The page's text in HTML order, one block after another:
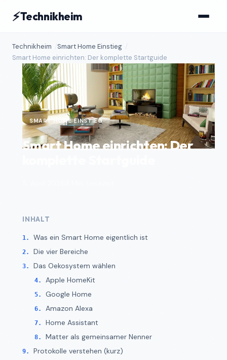
⚡Technikheim
Technikheim
Smart Home Einstieg
Smart Home einrichten: Der komplette Startguide
SMART HOME EINSTIEG
Smart Home einrichten: Der
INHALT
Was ein Smart Home eigentlich ist
Die vier Bereiche
Das Oekosystem wählen
Apple HomeKit
Google Home
Amazon Alexa
Home Assistant
Matter als gemeinsamer Nenner
Protokolle verstehen (kurz)